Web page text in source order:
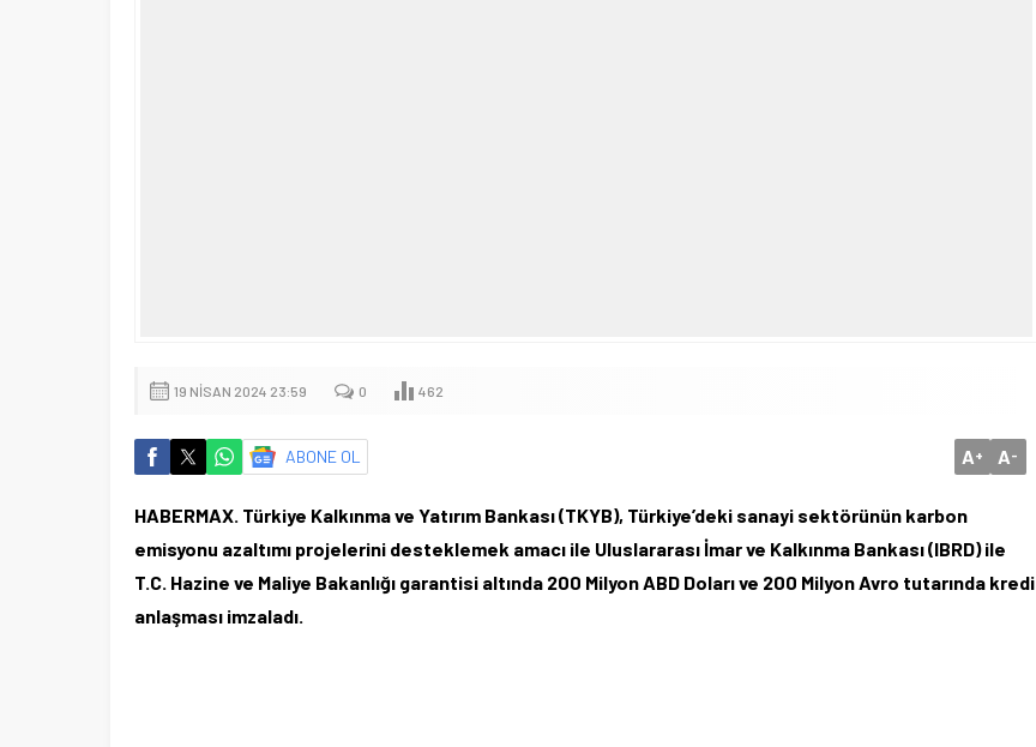
19 NISAN 2024 23:59 0 462
ABONE OL A+ A-
HABERMAX. Türkiye Kalkınma ve Yatırım Bankası (TKYB), Türkiye’deki sanayi sektörünün karbon
emisyonu azaltımı projelerini desteklemek amacı ile Uluslararası İmar ve Kalkınma Bankası (IBRD) ile
T.C. Hazine ve Maliye Bakanlığı garantisi altında 200 Milyon ABD Doları ve 200 Milyon Avro tutarında kredi
anlaşması imzaladı.